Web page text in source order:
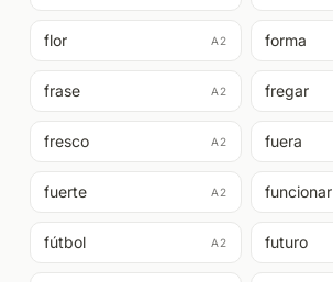
flor A2 forma
frase A2 fregar
fresco A2 fuera
fuerte A2 funcionar
fútbol A2 futuro